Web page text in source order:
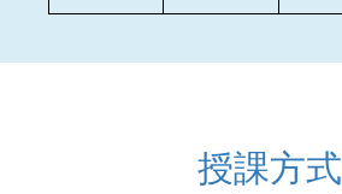
授課方式